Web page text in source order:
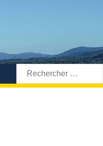
Rechercher: